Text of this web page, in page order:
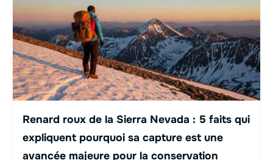
Renard roux de la Sierra Nevada : 5 faits qui
expliquent pourquoi sa capture est une
avancée majeure pour la conservation